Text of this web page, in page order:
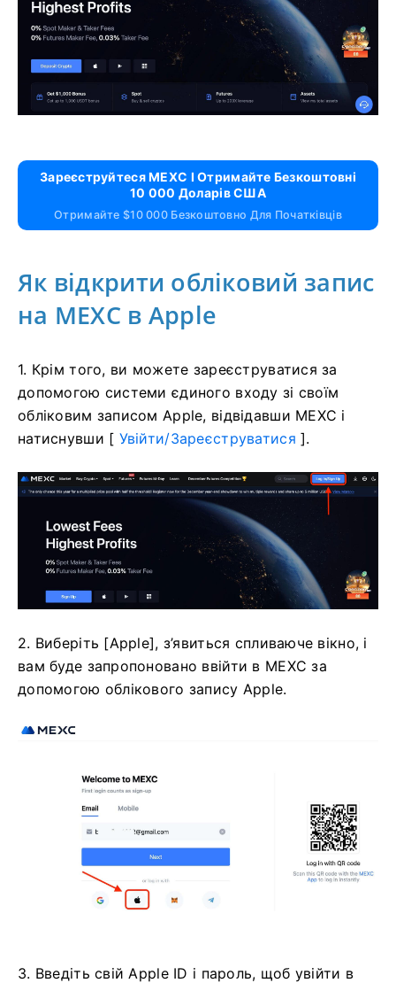
Зареєструйтеся MEXC І Отримайте Безкоштовні
10 000 Доларів США
Отримайте $10 000 Безкоштовно Для Початківців
Як відкрити обліковий запис
на MEXC в Apple
1. Крім того, ви можете зареєструватися за
допомогою системи єдиного входу зі своїм
обліковим записом Apple, відвідавши MEXC і
натиснувши [ Увійти/Зареєструватися ].
2. Виберіть [Apple], з’явиться спливаюче вікно, і
вам буде запропоновано ввійти в MEXC за
допомогою облікового запису Apple.
3. Введіть свій Apple ID і пароль, щоб увійти в